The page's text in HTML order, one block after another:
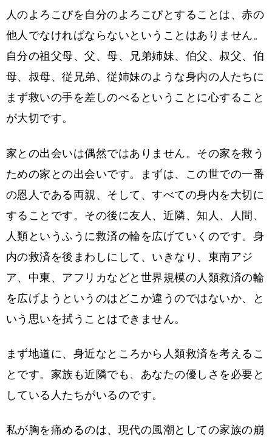
人のよろこびを自分のよろこびとすることは、赤の
他人でなければならないということはありません。
自分の祖父母、父、母、兄弟姉妹、伯父、叔父、伯
母、叔母、従兄弟、従姉妹のような身内の人たちに
まず救いの手を差しのべるということに心すること
が大切です。
家との出会いは偶然ではありません。その家を救う
ための家との出会いです。まずは、この世での一番
の恩人である両親、そして、すべての身内を大切に
することです。その後に友人、近隣、知人、人間、
人類というふうに救済の輪を広げていくのです。身
内の救済を後まわしにして、いきなり、東南アジ
ア、中東、アフリカなどと世界規模の人類救済の輪
を広げようというのはどこか違うのではないか、と
いう思いを拭うことはできません。
まず地道に、身近なところから人類救済を考えるこ
とです。家族も近隣でも、あなたの優しさを必要と
している人たちがいるのです。
私が胸を痛めるのは、現代の風潮としての家族の崩